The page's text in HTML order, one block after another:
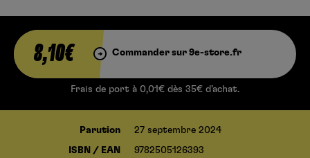
8,10€ Commander sur 9e-store.fr
Frais de port à 0,01€ dès 35€ d’achat.
Parution 27 septembre 2024
ISBN / EAN 9782505126393